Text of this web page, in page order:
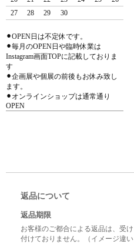
27
28 29 30
⚫︎OPEN日は不定休です。
⚫︎毎月のOPEN日や臨時休業は
Instagram画面TOPに記載しておりま
す
⚫︎企画展や個展の前後もお休み致し
ます。
⚫︎オンラインショップは通常通り
OPEN
返品について
返品期限
お客様のご都合による返品は、受け
付けておりません。（イメージ違い